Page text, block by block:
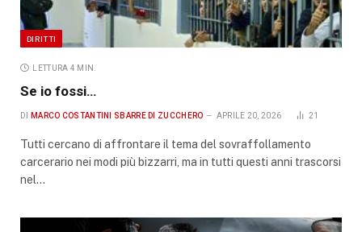
DIRITTI
LETTURA 4 MIN.
Se io fossi…
DI MARCO COSTANTINI SBARRE DI ZUCCHERO APRILE 20, 2026 21
Tutti cercano di affrontare il tema del sovraffollamento
carcerario nei modi più bizzarri, ma in tutti questi anni trascorsi
nel…